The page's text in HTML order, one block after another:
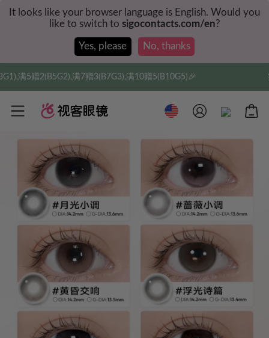
It looks like your browser language is English. Would you
like to switch to sigocontacts.com/en?
Yes, please No, thanks
3(B7G3),满10赠5(B10G5)🎉 实付满$35全球包邮